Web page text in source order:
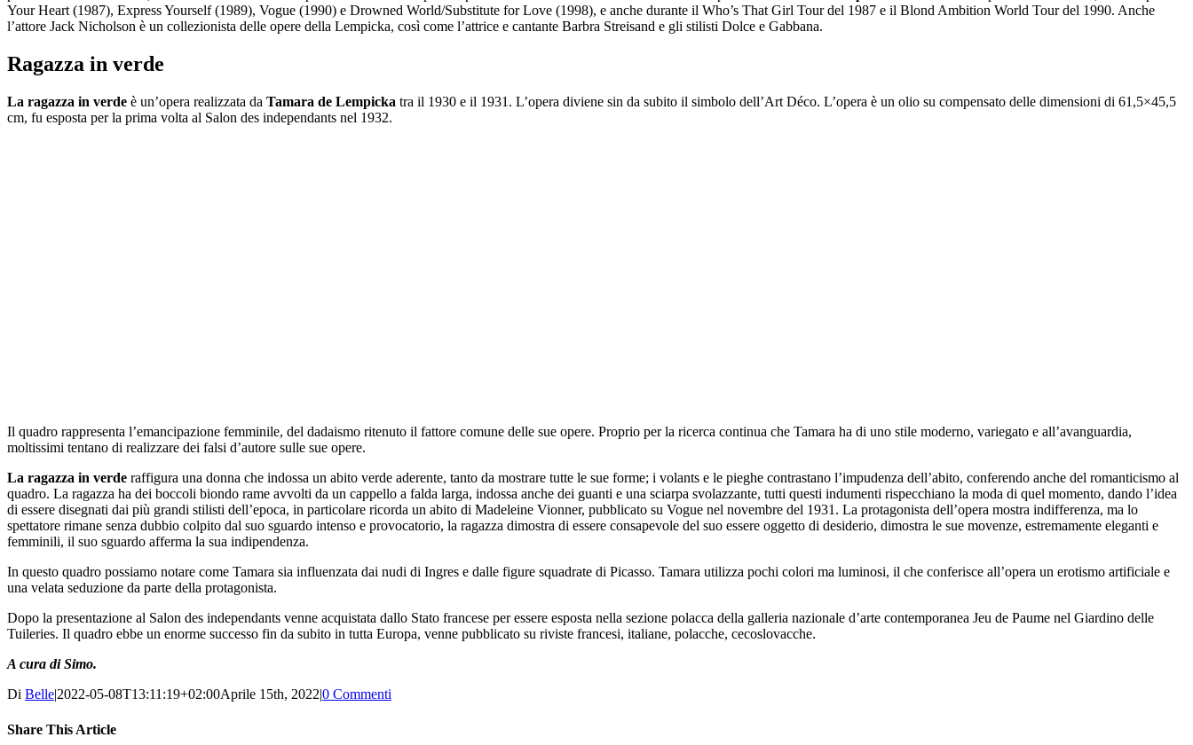
Your Heart (1987), Express Yourself (1989), Vogue (1990) e Drowned World/Substitute for Love (1998), e anche durante il Who’s That Girl Tour del 1987 e il Blond Ambition World Tour del 1990. Anche
l’attore Jack Nicholson è un collezionista delle opere della Lempicka, così come l’attrice e cantante Barbra Streisand e gli stilisti Dolce e Gabbana.
Ragazza in verde
La ragazza in verde è un’opera realizzata da Tamara de Lempicka tra il 1930 e il 1931. L’opera diviene sin da subito il simbolo dell’Art Déco. L’opera è un olio su compensato delle dimensioni di 61,5×45,5
cm, fu esposta per la prima volta al Salon des independants nel 1932.
Il quadro rappresenta l’emancipazione femminile, del dadaismo ritenuto il fattore comune delle sue opere. Proprio per la ricerca continua che Tamara ha di uno stile moderno, variegato e all’avanguardia,
moltissimi tentano di realizzare dei falsi d’autore sulle sue opere.
La ragazza in verde raffigura una donna che indossa un abito verde aderente, tanto da mostrare tutte le sue forme; i volants e le pieghe contrastano l’impudenza dell’abito, conferendo anche del romanticismo al
quadro. La ragazza ha dei boccoli biondo rame avvolti da un cappello a falda larga, indossa anche dei guanti e una sciarpa svolazzante, tutti questi indumenti rispecchiano la moda di quel momento, dando l’idea
di essere disegnati dai più grandi stilisti dell’epoca, in particolare ricorda un abito di Madeleine Vionner, pubblicato su Vogue nel novembre del 1931. La protagonista dell’opera mostra indifferenza, ma lo
spettatore rimane senza dubbio colpito dal suo sguardo intenso e provocatorio, la ragazza dimostra di essere consapevole del suo essere oggetto di desiderio, dimostra le sue movenze, estremamente eleganti e
femminili, il suo sguardo afferma la sua indipendenza.
In questo quadro possiamo notare come Tamara sia influenzata dai nudi di Ingres e dalle figure squadrate di Picasso. Tamara utilizza pochi colori ma luminosi, il che conferisce all’opera un erotismo artificiale e
una velata seduzione da parte della protagonista.
Dopo la presentazione al Salon des independants venne acquistata dallo Stato francese per essere esposta nella sezione polacca della galleria nazionale d’arte contemporanea Jeu de Paume nel Giardino delle
Tuileries. Il quadro ebbe un enorme successo fin da subito in tutta Europa, venne pubblicato su riviste francesi, italiane, polacche, cecoslovacche.
A cura di Simo.
Di Belle|2022-05-08T13:11:19+02:00Aprile 15th, 2022|0 Commenti
Share This Article